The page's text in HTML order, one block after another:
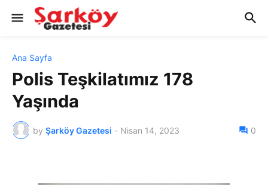
Ana Sayfa
Polis Teşkilatımız 178
Yaşında
by Şarköy Gazetesi - Nisan 14, 2023 0